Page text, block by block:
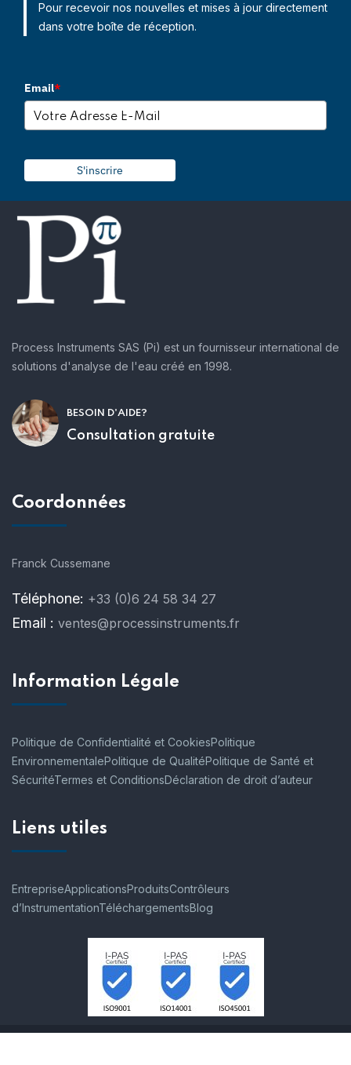
Pour recevoir nos nouvelles et mises à jour directement
dans votre boîte de réception.
Email*
S'inscrire
Process Instruments SAS (Pi) est un fournisseur international de
solutions d'analyse de l'eau créé en 1998.
BESOIN D'AIDE?
Consultation gratuite
Coordonnées
Franck Cussemane
Téléphone: +33 (0)6 24 58 34 27
Email : ventes@processinstruments.fr
Information Légale
Politique de Confidentialité et CookiesPolitique
EnvironnementalePolitique de QualitéPolitique de Santé et
SécuritéTermes et ConditionsDéclaration de droit d’auteur
Liens utiles
EntrepriseApplicationsProduitsContrôleurs
d’InstrumentationTéléchargementsBlog